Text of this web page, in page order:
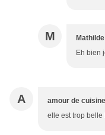
M Mathilde
Eh bien
A amour de cuisine
elle est trop belle